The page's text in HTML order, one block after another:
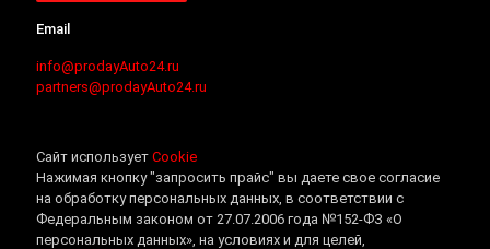
Email
info@prodayAuto24.ru
partners@prodayAuto24.ru
Сайт использует Cookie
Нажимая кнопку "запросить прайс" вы даете свое согласие
на обработку персональных данных, в соответствии с
Федеральным законом от 27.07.2006 года №152-ФЗ «О
персональных данных», на условиях и для целей,